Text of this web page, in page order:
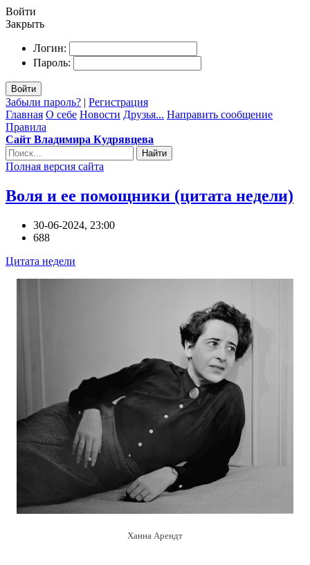
Войти
Закрыть
Логин:
Пароль:
Войти
Забыли пароль? | Регистрация
Главная О себе Новости Друзья... Направить сообщение
Правила
Сайт Владимира Кудрявцева
Найти
Полная версия сайта
Воля и ее помощники (цитата недели)
30-06-2024, 23:00
688
Цитата недели
Ханна Арендт